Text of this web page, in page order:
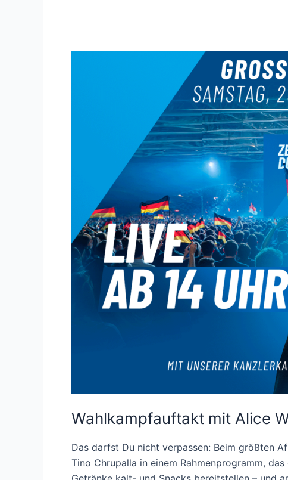
Wahlkampfauftakt mit Alice
Das darfst Du nicht verpassen: Beim größten
Tino Chrupalla in einem Rahmenprogramm, das